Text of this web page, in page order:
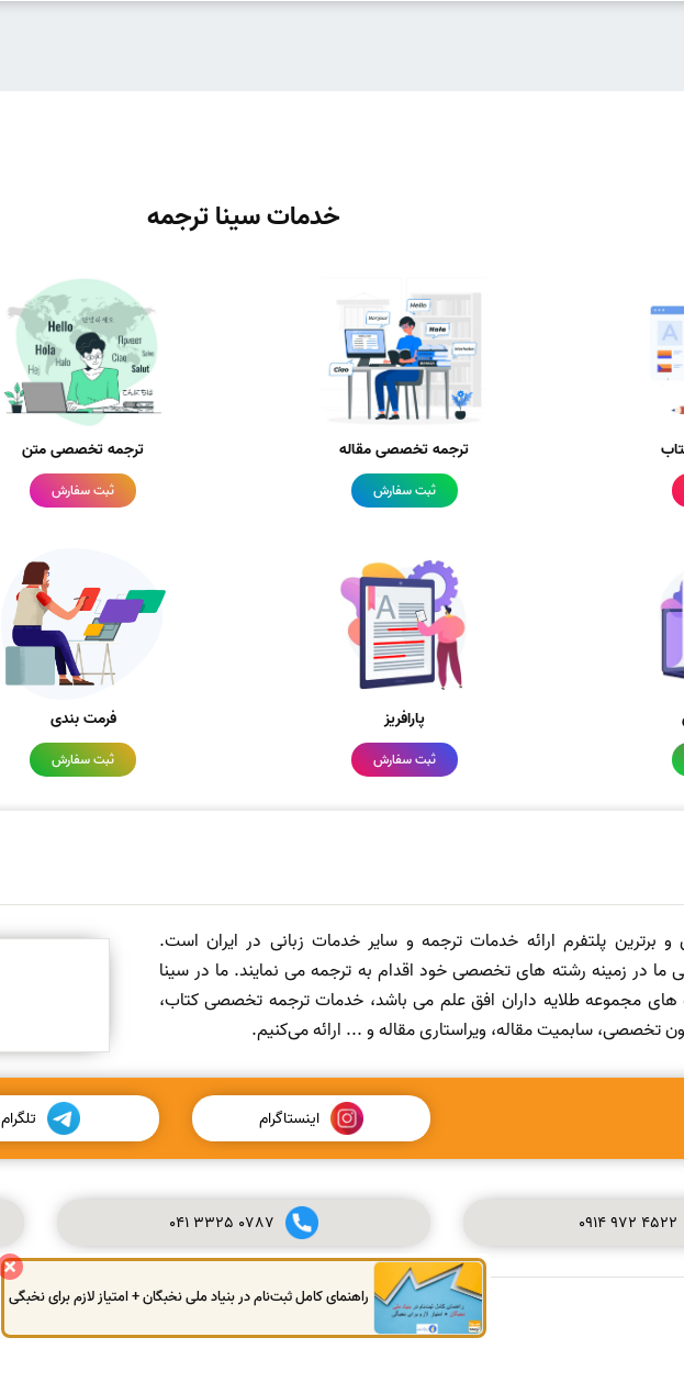
خدمات سینا ترجمه
ترجمه تخصصی مقاله
ثبت سفارش
ترجمه تخصصی متن
ثبت سفارش
پارافریز
ثبت سفارش
فرمت بندی
ثبت سفارش
و برترین پلتفرم ارائه خدمات ترجمه و سایر خدمات زبانی در ایران است.
ما در زمینه رشته های تخصصی خود اقدام به ترجمه می نمایند. ما در سینا
های مجموعه طلایه داران افق علم می باشد، خدمات ترجمه تخصصی کتاب،
تخصصی، سابمیت مقاله، ویراستاری مقاله و ... ارائه می‌کنیم.
اینستاگرام تلگرام
0914972 4522
041 3325 0787
© کلیه حقوق این سایت محفوظ و متعلق به سینا ترجمه می‌باشد.
راهنمای کامل ثبت‌نام در بنیاد ملی نخبگان + امتیاز لازم برای نخبگی